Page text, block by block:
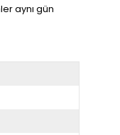
aynı gün